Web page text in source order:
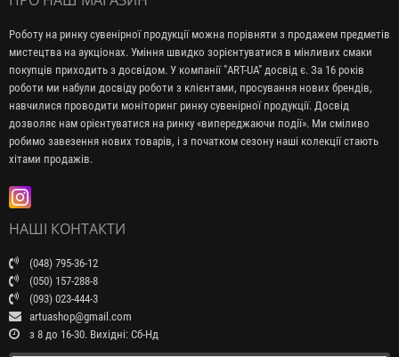
Роботу на ринку сувенірної продукції можна порівняти з продажем предметів
мистецтва на аукціонах. Уміння швидко зорієнтуватися в мінливих смаки
покупців приходить з досвідом. У компанії "ART-UA" досвід є. За 16 років
роботи ми набули досвіду роботи з клієнтами, просування нових брендів,
навчилися проводити моніторинг ринку сувенірної продукції. Досвід
дозволяє нам орієнтуватися на ринку «випереджаючи події». Ми сміливо
робимо завезення нових товарів, і з початком сезону наші колекції стають
хітами продажів.
НАШІ КОНТАКТИ
(048) 795-36-12
(050) 157-288-8
(093) 023-444-3
artuashop@gmail.com
з 8 до 16-30. Вихідні: Сб-Нд